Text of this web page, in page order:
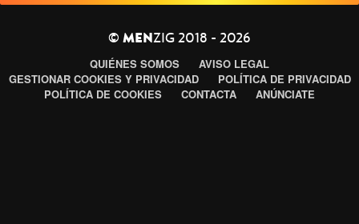
© MENZIG 2018 - 2026
QUIÉNES SOMOS
AVISO LEGAL
GESTIONAR COOKIES Y PRIVACIDAD
POLÍTICA DE PRIVACIDAD
POLÍTICA DE COOKIES
CONTACTA ANÚNCIATE